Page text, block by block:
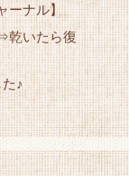
ーナル】
乾いたら復
♪